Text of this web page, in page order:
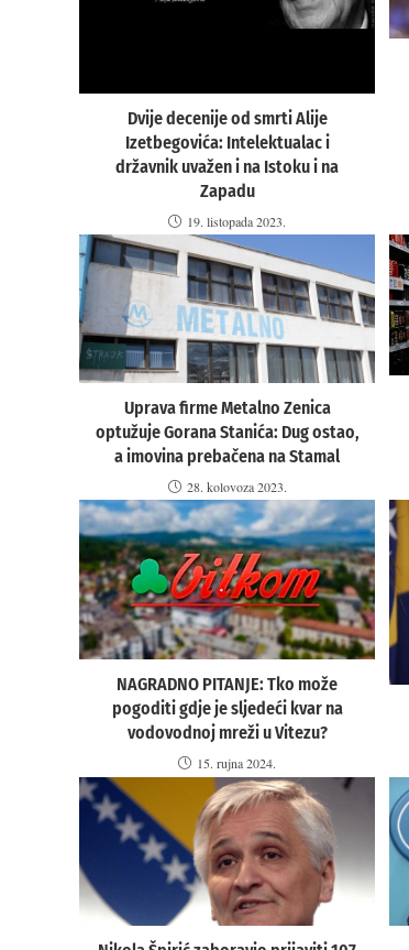
Dvije decenije od smrti Alije
Izetbegovića: Intelektualac i
državnik uvažen i na Istoku i na
Zapadu
19. listopada 2023.
Uprava firme Metalno Zenica
optužuje Gorana Stanića: Dug ostao,
a imovina prebačena na Stamal
28. kolovoza 2023.
NAGRADNO PITANJE: Tko može
pogoditi gdje je sljedeći kvar na
vodovodnoj mreži u Vitezu?
15. rujna 2024.